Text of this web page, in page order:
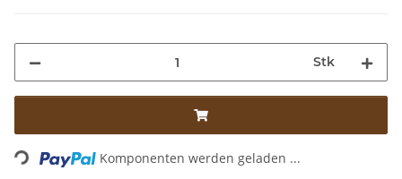
Stk
Loading... Komponenten werden geladen ...